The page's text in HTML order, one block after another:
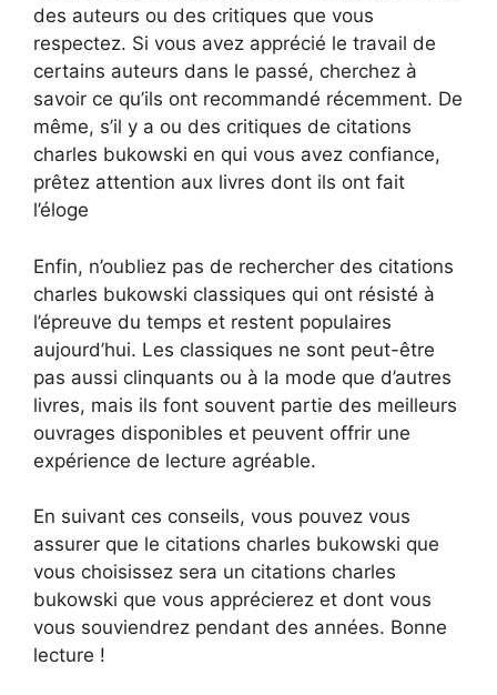
des auteurs ou des critiques que vous
respectez. Si vous avez apprécié le travail de
certains auteurs dans le passé, cherchez à
savoir ce qu’ils ont recommandé récemment. De
même, s’il y a ou des critiques de citations
charles bukowski en qui vous avez confiance,
prêtez attention aux livres dont ils ont fait
l’éloge
Enfin, n’oubliez pas de rechercher des citations
charles bukowski classiques qui ont résisté à
l’épreuve du temps et restent populaires
aujourd’hui. Les classiques ne sont peut-être
pas aussi clinquants ou à la mode que d’autres
livres, mais ils font souvent partie des meilleurs
ouvrages disponibles et peuvent offrir une
expérience de lecture agréable.
En suivant ces conseils, vous pouvez vous
assurer que le citations charles bukowski que
vous choisissez sera un citations charles
bukowski que vous apprécierez et dont vous
vous souviendrez pendant des années. Bonne
lecture !